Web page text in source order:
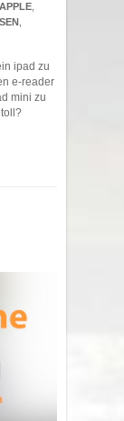
APPLE
ipad zu
e-reader
mini zu